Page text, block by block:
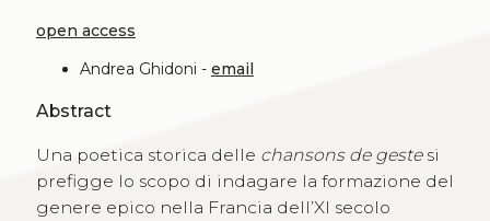
open access
Andrea Ghidoni - email
Abstract
Una poetica storica delle chansons de gestesi
prefigge lo scopo di indagare la formazione del
genere epico nella Francia dell’XI secolo